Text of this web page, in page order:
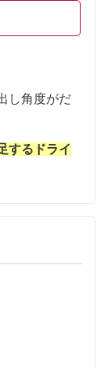
し角度がだ
するドライ